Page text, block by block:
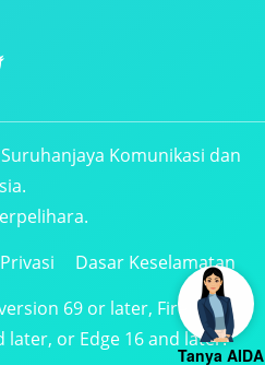
Komunikasi dan
Dasar Keselamatan
69 or later, Firefox 61
later, or Edge 16 and later.